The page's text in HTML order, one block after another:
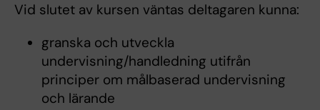
Vid slutet av kursen väntas deltagaren kunna:
granska och utveckla
undervisning/handledning utifrån
principer om målbaserad undervisning
och lärande